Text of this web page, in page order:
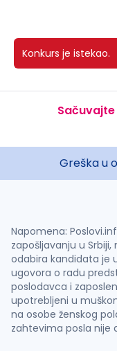
Konkurs je istekao.
Sačuvajte
Greška u
Napomena:
zapošljavanju u
odabira kandidata je
ugovora o radu
poslodavca i
upotrebljeni u
na osobe ženskog
zahtevima posla nije